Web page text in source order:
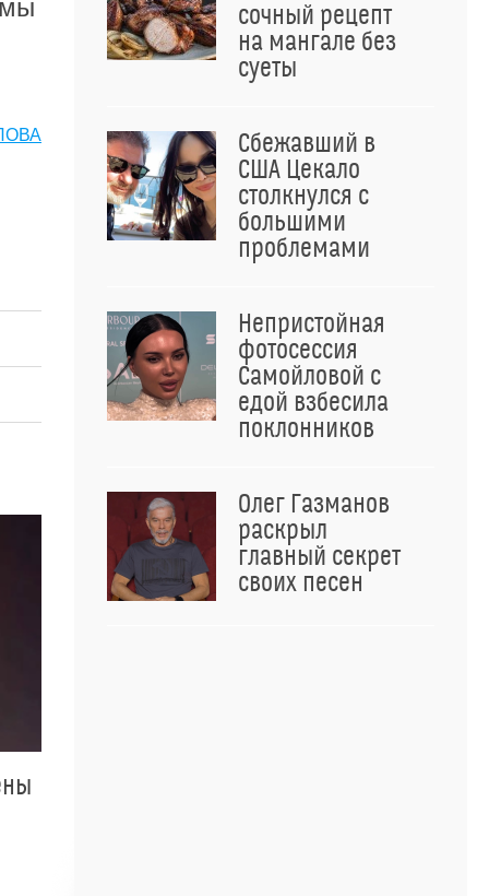
сочный рецепт
на мангале без
суеты
Сбежавший в
США Цекало
столкнулся с
большими
проблемами
Непристойная
фотосессия
Самойловой с
едой взбесила
поклонников
Олег Газманов
раскрыл
главный секрет
своих песен